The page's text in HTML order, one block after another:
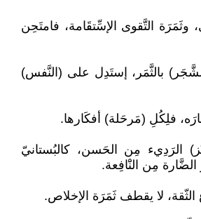
وثَمَرَة التَّقوى الإسِّتقَامة، فامتَحِن
بالثَّمَر، إستَدِل على (النَّفس)
فلِكُلِ (مَرحَلة) أفكَارها.
الرَدِيء مِن الحَسن، كالبُستانيّ
الضَّارة مِن النَْافِعة.
الثّقة، لا يقطف ثَمَرَة الإخلاص.